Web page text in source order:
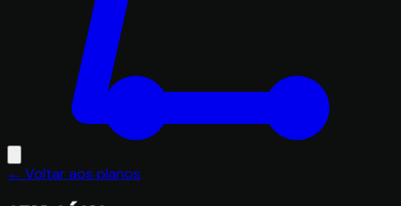
← Voltar aos planos